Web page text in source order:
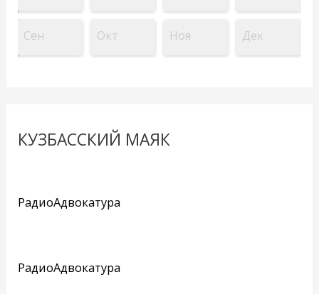
Сен Окт Ноя Дек
КУЗБАССКИЙ МАЯК
РадиоАдвокатура
РадиоАдвокатура